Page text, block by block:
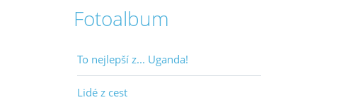
Fotoalbum
To nejlepší z... Uganda!
Lidé z cest